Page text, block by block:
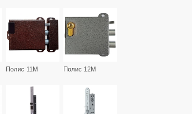
Полис 11М Полис 12М